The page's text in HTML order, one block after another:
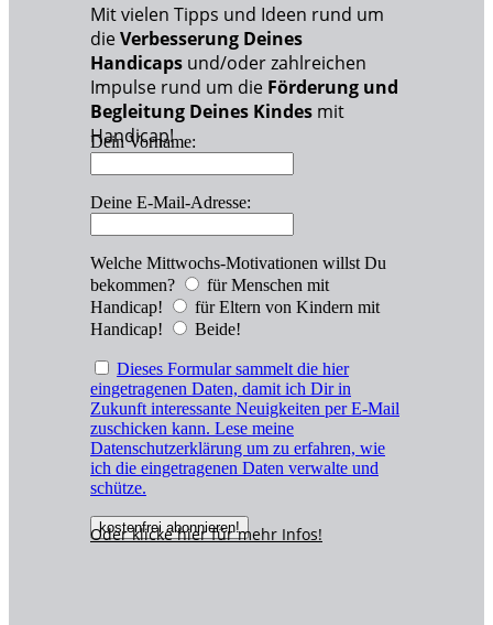
Mit vielen Tipps und Ideen rund um
dieVerbesserung Deines
Handicaps und/oder zahlreichen
Impulse rund um die Förderung und
Begleitung Deines Kindes mit
Handicap!
Dein Vorname:
Deine E-Mail-Adresse:
Welche Mittwochs-Motivationen willst Du
bekommen?
für Menschen mit
Handicap!
für Eltern von Kindern mit
Handicap!
Beide!
Dieses Formular sammelt die hier
eingetragenen Daten, damit ich Dir in
Zukunft interessante Neuigkeiten per E-Mail
zuschicken kann. Lese meine
Datenschutzerklärung um zu erfahren, wie
ich die eingetragenen Daten verwalte und
schütze.
Oder klicke hier fürmehr Infos!